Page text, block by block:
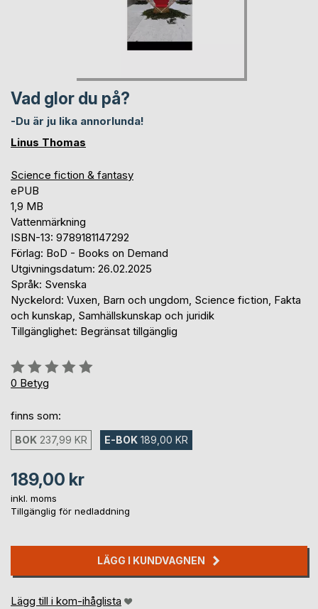
Vad glor du på?
-Du är ju lika annorlunda!
Linus Thomas
Science fiction & fantasy
ePUB
1,9 MB
Vattenmärkning
ISBN-13: 9789181147292
Förlag: BoD - Books on Demand
Utgivningsdatum: 26.02.2025
Språk: Svenska
Nyckelord: Vuxen, Barn och ungdom, Science fiction, Fakta
och kunskap, Samhällskunskap och juridik
Tillgänglighet: Begränsat tillgänglig
Betyg::
0%
0 Betyg
finns som:
BOK 237,99 KR E-BOK 189,00 KR
189,00 kr
inkl. moms
Tillgänglig för nedladdning
LÄGG I KUNDVAGNEN
Lägg till i kom-ihåglista